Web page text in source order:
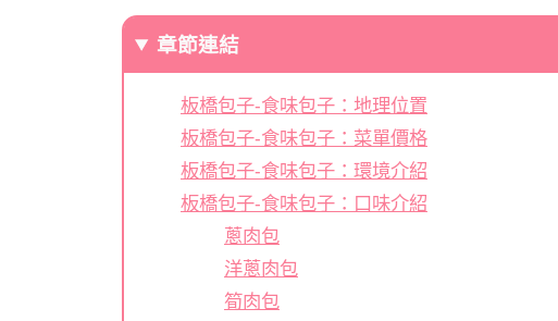
章節連結
板橋包子-食味包子：地理位置
板橋包子-食味包子：菜單價格
板橋包子-食味包子：環境介紹
板橋包子-食味包子：口味介紹
蔥肉包
洋蔥肉包
筍肉包